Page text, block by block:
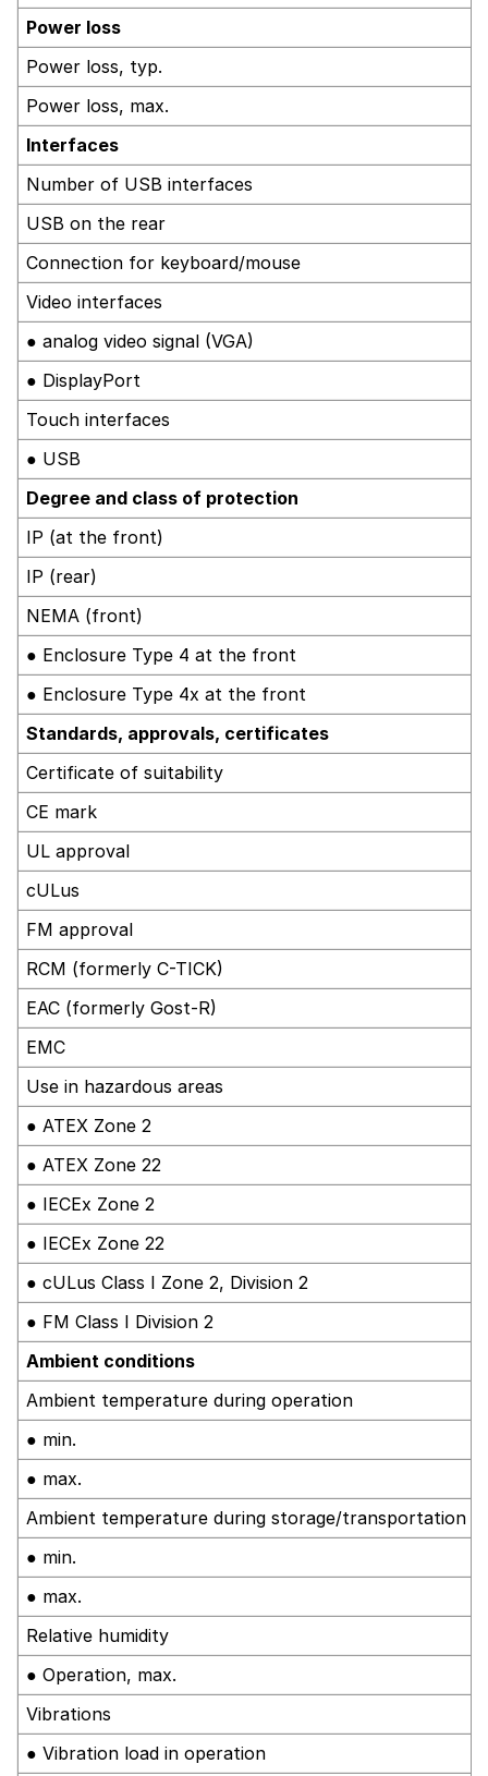
Power loss
Power loss, typ.
Power loss, max.
Interfaces
Number of USB interfaces
USB on the rear
Connection for keyboard/mouse
Video interfaces
● analog video signal (VGA)
● DisplayPort
Touch interfaces
● USB
Degree and class of protection
IP (at the front)
IP (rear)
NEMA (front)
● Enclosure Type 4 at the front
● Enclosure Type 4x at the front
Standards, approvals, certificates
Certificate of suitability
CE mark
UL approval
cULus
FM approval
RCM (formerly C-TICK)
EAC (formerly Gost-R)
EMC
Use in hazardous areas
● ATEX Zone 2
● ATEX Zone 22
● IECEx Zone 2
● IECEx Zone 22
● cULus Class I Zone 2, Division 2
● FM Class I Division 2
Ambient conditions
Ambient temperature during operation
● min.
● max.
Ambient temperature during storage/transportation
● min.
● max.
Relative humidity
● Operation, max.
Vibrations
● Vibration load in operation